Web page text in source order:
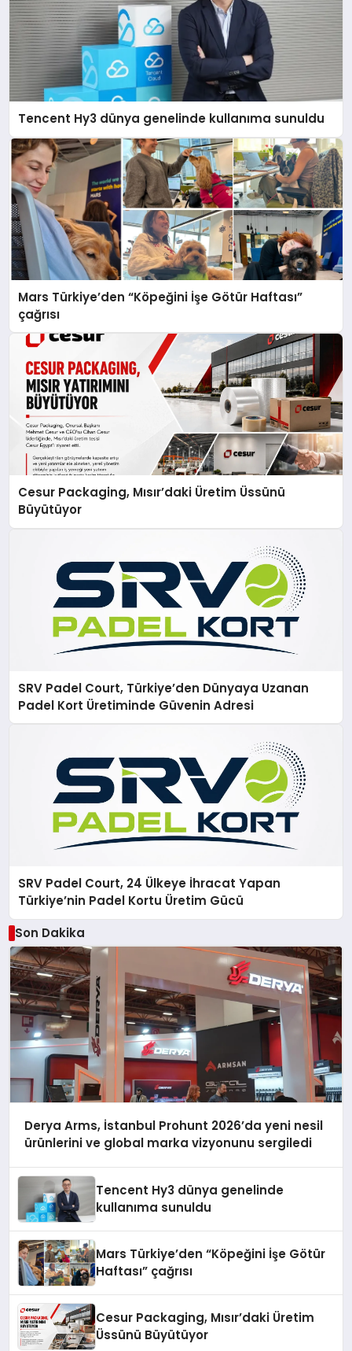
Tencent Hy3 dünya genelinde kullanıma sunuldu
Mars Türkiye’den “Köpeğini İşe Götür Haftası”
çağrısı
Cesur Packaging, Mısır’daki Üretim Üssünü
Büyütüyor
SRV Padel Court, Türkiye’den Dünyaya Uzanan
Padel Kort Üretiminde Güvenin Adresi
SRV Padel Court, 24 Ülkeye İhracat Yapan
Türkiye’nin Padel Kortu Üretim Gücü
Son Dakika
Derya Arms, İstanbul Prohunt 2026’da yeni nesil
ürünlerini ve global marka vizyonunu sergiledi
Tencent Hy3 dünya genelinde
kullanıma sunuldu
Mars Türkiye’den “Köpeğini İşe Götür
Haftası” çağrısı
Cesur Packaging, Mısır’daki Üretim
Üssünü Büyütüyor